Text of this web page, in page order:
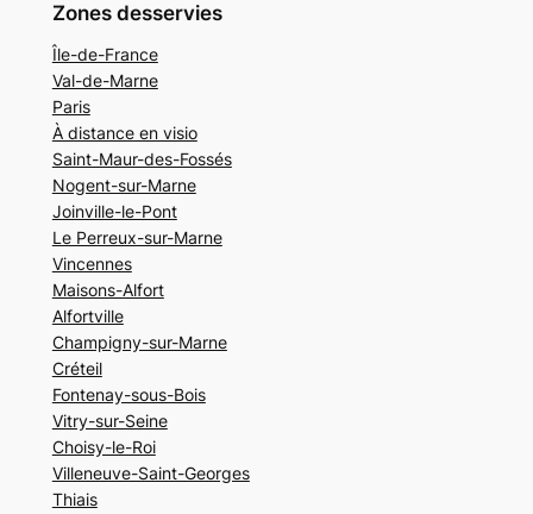
Zones desservies
Île-de-France
Val-de-Marne
Paris
À distance en visio
Saint-Maur-des-Fossés
Nogent-sur-Marne
Joinville-le-Pont
Le Perreux-sur-Marne
Vincennes
Maisons-Alfort
Alfortville
Champigny-sur-Marne
Créteil
Fontenay-sous-Bois
Vitry-sur-Seine
Choisy-le-Roi
Villeneuve-Saint-Georges
Thiais